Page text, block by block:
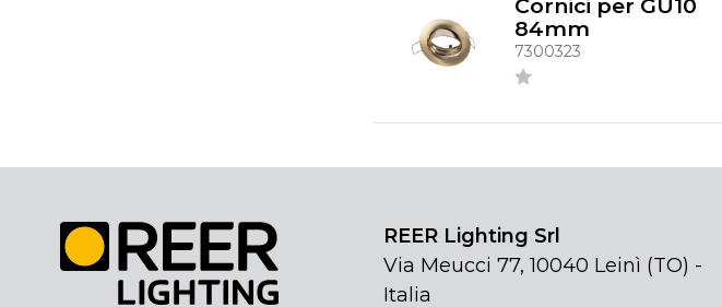
84mm
7300323
REER Lighting Srl
Via Meucci 77, 10040 Leinì (TO) -
Italia